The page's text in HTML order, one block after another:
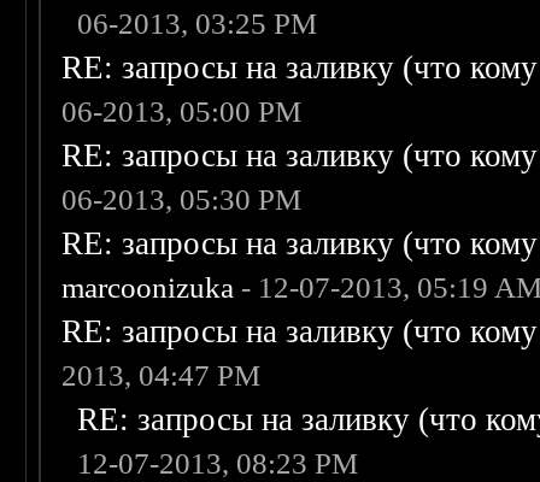
06-2013, 03:25 PM
RE: запросы на заливку (что
06-2013, 05:00 PM
RE: запросы на заливку (что
06-2013, 05:30 PM
RE: запросы на заливку (что
marcoonizuka - 12-07-2013, 05:19
RE: запросы на заливку (что
2013, 04:47 PM
RE: запросы на заливку (что
12-07-2013, 08:23 PM